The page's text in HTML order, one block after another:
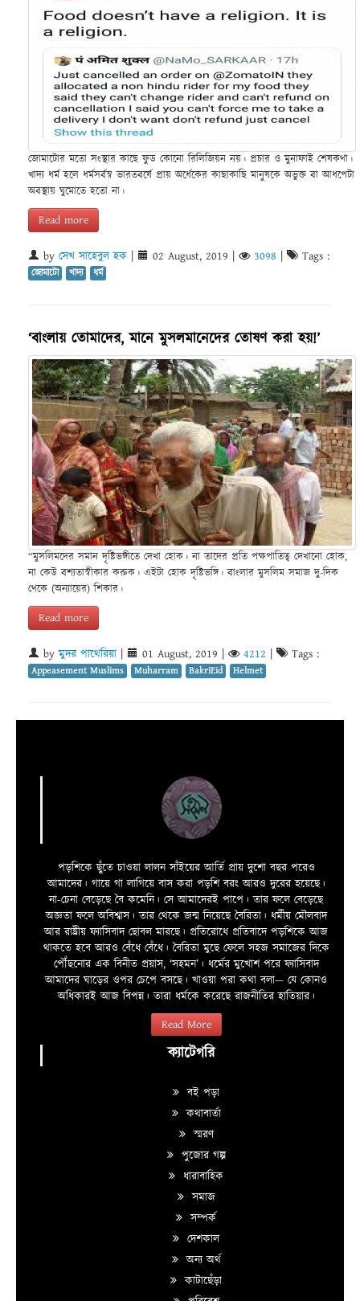
জোমাটোর মতো সংস্থার কাছে ফুড কোনো রিলিজিয়ন নয়। প্রচার ও মুনাফাই শেষকথা।
খাদ্য ধর্ম হলে ধর্মসর্বস্ব ভারতবর্ষে প্রায় অর্ধেকের কাছাকাছি মানুষকে অভুক্ত বা আধপেটা
অবস্থায় ঘুমোতে হতো না।
Read more
by সেখ সাহেবুল হক | 02 August, 2019 | 3098 | Tags :
জোমাটো খাদ্য ধর্ম
‘বাংলায় তোমাদের, মানে মুসলমানেদের তোষণ করা হয়!’
“মুসলিমদের সমান দৃষ্টিভঙ্গীতে দেখা হোক। না তাদের প্রতি পক্ষপাতিত্ব দেখানো হোক,
না কেউ বশ্যতাস্বীকার করুক। এইটা হোক দৃষ্টিভঙ্গি। বাংলার মুসলিম সমাজ দু-দিক
থেকে (অন্যায়ের) শিকার।
Read more
byমুদর পাথেরিয়া 01 August, 2019 4212 Tags :
Appeasement Muslims Muharram BakriEid Helmet
পড়শিকে ছুঁতে চাওয়া লালন সাঁইয়ের আর্তি প্রায় দুশো বছর পরেও
আমাদের। গায়ে গা লাগিয়ে বাস করা পড়শি বরং আরও দুরের হয়েছে।
না-চেনা বেড়েছে বৈ কমেনি। সে আমাদেরই পাপে। তার ফলে বেড়েছে
অজ্ঞতা ফলে অবিশ্বাস। তার থেকে জন্ম নিয়েছে বৈরিতা। ধর্মীয় মৌলবাদ
আর রাষ্ট্রীয় ফ্যাসিবাদ ছোবল মারছে। প্রতিরোধে প্রতিবাদে পড়শিকে আজ
থাকতে হবে আরও বেঁধে বেঁধে। বৈরিতা মুছে ফেলে সহজ সমাজের দিকে
পৌঁছনোর এক বিনীত প্রয়াস, ‘সহমন’। ধর্মের মুখোশ পরে ফ্যাসিবাদ
আমাদের ঘাড়ের ওপর চেপে বসছে। খাওয়া পরা কথা বলা—­­ যে কোনও
অধিকারই আজ বিপন্ন। তারা ধর্মকে করেছে রাজনীতির হাতিয়ার।
Read More
ক্যাটেগরি
বই পড়া
কথাবার্তা
স্মরণ
পুজোর গল্প
ধারাবাহিক
সমাজ
সম্পর্ক
দেশকাল
অন্য অর্থ
কাটাছেঁড়া